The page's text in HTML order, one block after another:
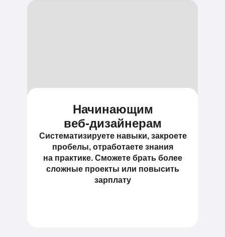
Начинающим
веб-дизайнерам
Систематизируете навыки, закроете
пробелы, отработаете знания
на практике. Сможете брать более
сложные проекты или повысить
зарплату